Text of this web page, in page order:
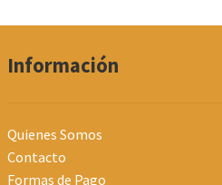
Información
Quienes Somos
Contacto
Formas de Pago